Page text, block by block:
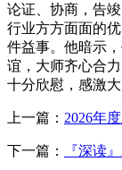
论证、协商，告
行业方方面面的
件益事。他暗示
谊，大师齐心合
十分欣慰，感激
上一篇： 2026年
下一篇： 『深读